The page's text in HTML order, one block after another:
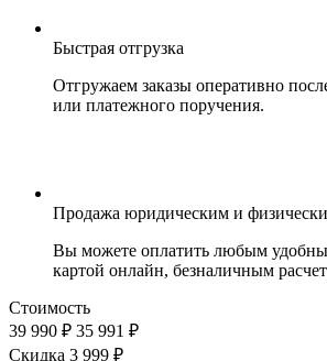
Быстрая отгрузка
Отгружаем заказы оперативно
или платежного поручения.
Продажа юридическим и
Вы можете оплатить любым
картой онлайн, безналичным
Стоимость
39 990 ₽ 35 991 ₽
Скидка 3 999 ₽